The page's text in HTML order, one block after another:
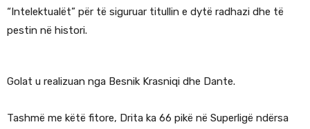
“Intelektualët” për të siguruar titullin e dytë radhazi dhe të
pestin në histori.
Golat u realizuan nga Besnik Krasniqi dhe Dante.
Tashmë me këtë fitore, Drita ka 66 pikë në Superligë ndërsa